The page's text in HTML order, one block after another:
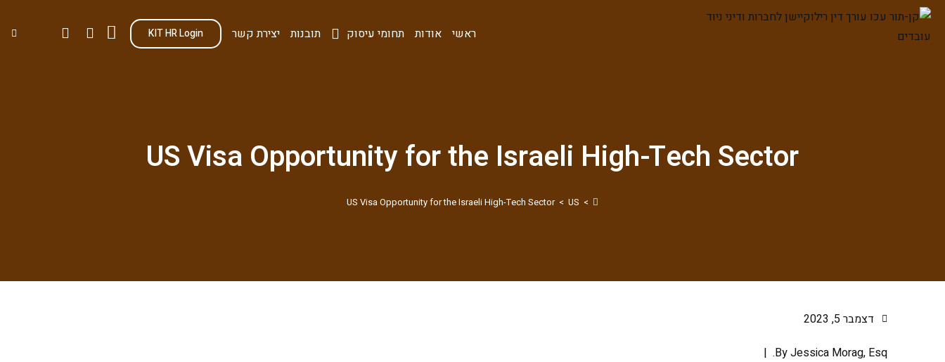
ראשי אודות תחומי עיסוק תובנות יצירת קשר KIT HR Login
US Visa Opportunity for the Israeli High-Tech Sector
>
US
>
US Visa Opportunity for the Israeli High-Tech Sector
דצמבר 5, 2023
By Jessica Morag, Esq. |